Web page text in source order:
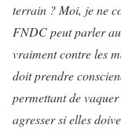
terrain ? Moi, je ne
FNDC peut parler
vraiment contre les
doit prendre
permettant de
agresser si elles